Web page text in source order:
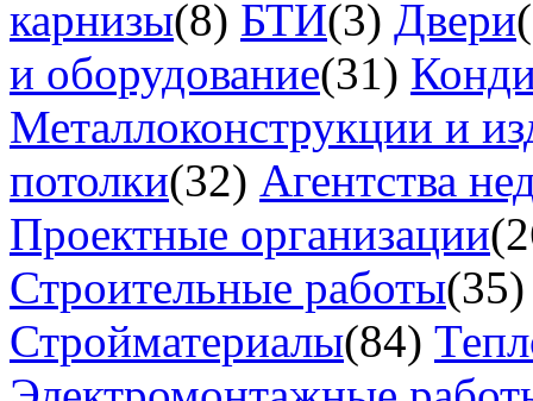
карнизы(8) БТИ(3) Двери
и оборудование(31)
Металлоконструкции и
потолки(32) Агентства
Проектные организации
Строительные работы(35)
Стройматериалы(84)